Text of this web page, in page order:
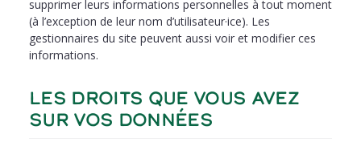
supprimer leurs informations personnelles à tout moment
(à l’exception de leur nom d’utilisateur·ice). Les
gestionnaires du site peuvent aussi voir et modifier ces
informations.
LES DROITS QUE VOUS AVEZ
SUR VOS DONNÉES